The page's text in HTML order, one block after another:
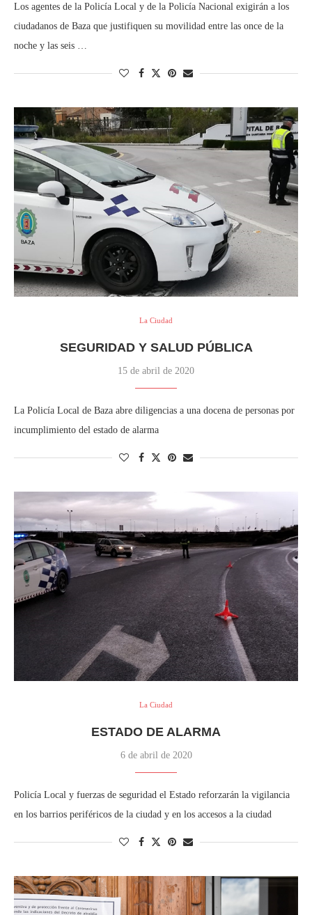
Los agentes de la Policía Local y de la Policía Nacional exigirán a los
ciudadanos de Baza que justifiquen su movilidad entre las once de la
noche y las seis …
La Ciudad
SEGURIDAD Y SALUD PÚBLICA
15 de abril de 2020
La Policía Local de Baza abre diligencias a una docena de personas por
incumplimiento del estado de alarma
La Ciudad
ESTADO DE ALARMA
6 de abril de 2020
Policía Local y fuerzas de seguridad el Estado reforzarán la vigilancia
en los barrios periféricos de la ciudad y en los accesos a la ciudad